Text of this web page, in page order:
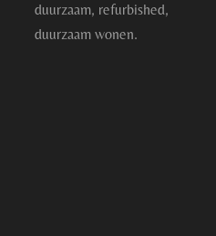
duurzaam, refurbished,
duurzaam wonen.